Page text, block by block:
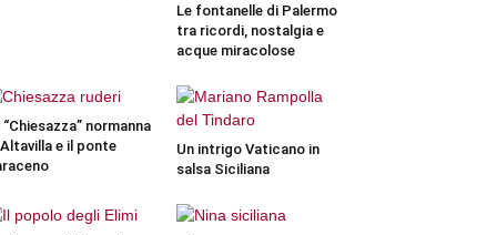
Le fontanelle di Palermo
tra ricordi, nostalgia e
acque miracolose
“Chiesazza” normanna
e il ponte
Un intrigo Vaticano in
salsa Siciliana